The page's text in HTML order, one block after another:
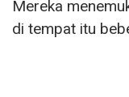
Mereka
di tempat itu